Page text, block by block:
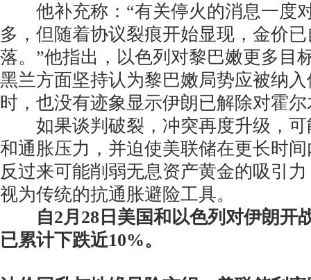
他补充称：“有关停火的消息一度
多，但随着协议裂痕开始显现，金价
落。”他指出，以色列对黎巴嫩更多目
黑兰方面坚持认为黎巴嫩局势应被纳
时，也没有迹象显示伊朗已解除对霍
如果谈判破裂，冲突再度升级，可
和通胀压力，并迫使美联储在更长时
反过来可能削弱无息资产黄金的吸引
视为传统的抗通胀避险工具。
自2月28日美国和以色列对伊朗开
已累计下跌近10%。